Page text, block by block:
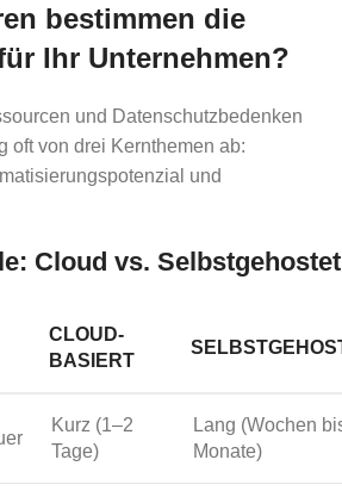
bestimmen die
Ihr Unternehmen?
und Datenschutzbedenken
oft von drei Kernthemen ab:
und
Cloud vs. Selbstgehostet
CLOUD-
BASIERT
Kurz (1–2
Tage)
Lang (Wochen
Monate)